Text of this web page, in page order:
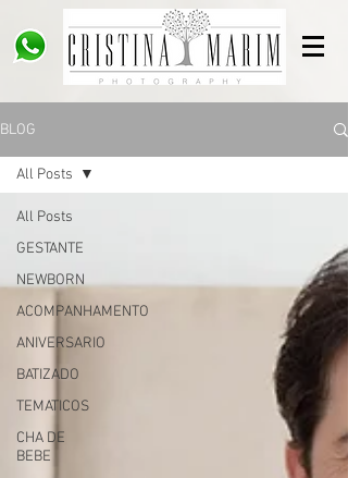
BLOG
All Posts
GESTANTE
NEWBORN
ACOMPANHAMENTO
ANIVERSARIO
BATIZADO
TEMATICOS
CHA DE
BEBE
All Posts